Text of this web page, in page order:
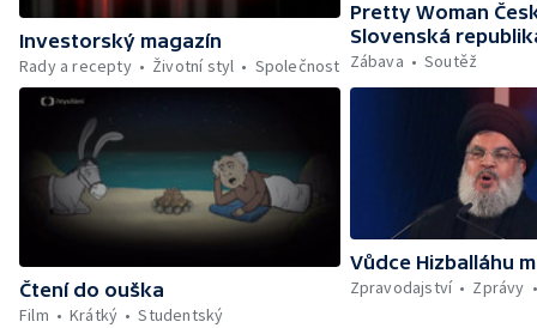
Investorský magazín
Rady a recepty
Životní styl Společnost
Pretty Woman
Slovenská
Zábava
Soutěž
Čtení do ouška
Film
Krátký Studentský
Vůdce Hizballáhu
Zpravodajství
Zprávy